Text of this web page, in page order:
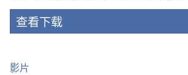
查看下载
影片